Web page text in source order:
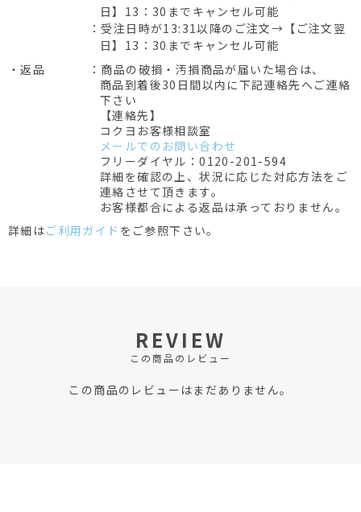
日】13：30までキャンセル可能
：受注日時が13:31以降のご注文→【ご注文翌
日】13：30までキャンセル可能
・返品
：商品の破損・汚損商品が届いた場合は、
商品到着後30日間以内に下記連絡先へご連絡
下さい
【連絡先】
コクヨお客様相談室
メールでのお問い合わせ
フリーダイヤル：0120-201-594
詳細を確認の上、状況に応じた対応方法をご
連絡させて頂きます。
お客様都合による返品は承っておりません。
詳細はご利用ガイド をご参照下さい。
REVIEW
この商品のレビュー
この商品のレビューはまだありません。